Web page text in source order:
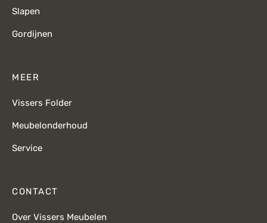
Slapen
Gordijnen
MEER
Vissers Folder
Meubelonderhoud
Service
CONTACT
Over Vissers Meubelen